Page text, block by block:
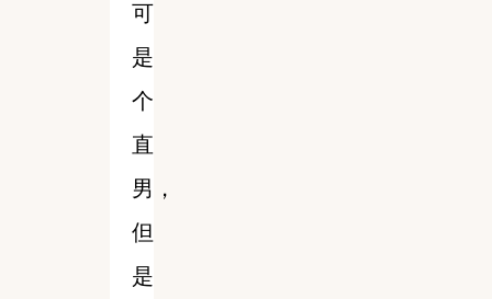
可
是
个
直
男，
但
是